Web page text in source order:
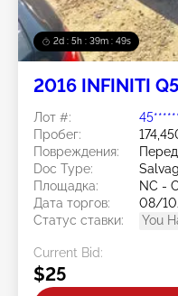
2d : 5h : 39m : 46s
2016 INFINITI
Лот #:
Пробег:
Повреждения:
Doc Type:
Площадка:
NC -
Дата торгов:
08/
Статус ставки:
You
Current Bid:
$25